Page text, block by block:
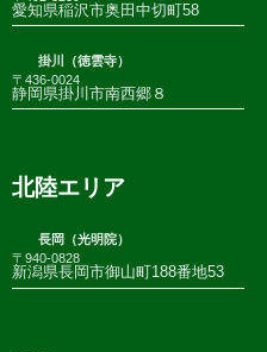
愛知県稲沢市奥田中切町58
掛川（徳雲寺）
〒436-0024
静岡県掛川市南西郷８
北陸エリア
長岡（光明院）
〒940-0828
新潟県長岡市御山町188番地53